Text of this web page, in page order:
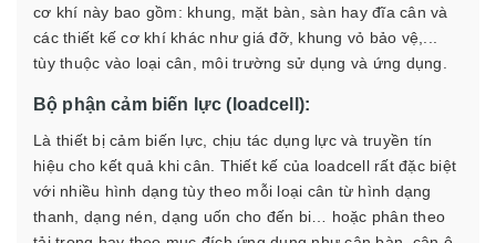
cơ khí này bao gồm: khung, mặt bàn, sàn hay đĩa cân và
các thiết kế cơ khí khác như giá đỡ, khung vỏ bảo vệ,...
tùy thuộc vào loại cân, môi trường sử dụng và ứng dụng.
Bộ phận cảm biến lực (loadcell):
Là thiết bị cảm biến lực, chịu tác dụng lực và truyền tín
hiệu cho kết quả khi cân. Thiết kế của loadcell rất đặc biệt
với nhiều hình dạng tùy theo mỗi loại cân từ hình dạng
thanh, dạng nén, dạng uốn cho đến bi… hoặc phân theo